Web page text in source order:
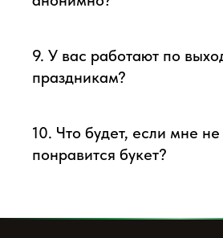
9. У вас работают по
праздникам?
10. Что будет, если мне не
понравится букет?